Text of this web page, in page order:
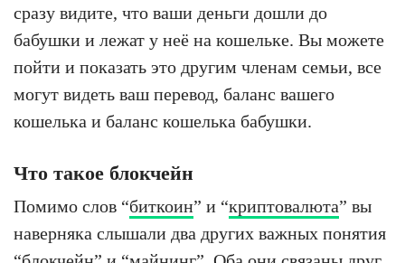
сразу видите, что ваши деньги дошли до
бабушки и лежат у неё на кошельке. Вы можете
пойти и показать это другим членам семьи, все
могут видеть ваш перевод, баланс вашего
кошелька и баланс кошелька бабушки.
Что такое блокчейн
Помимо слов “биткоин” и “криптовалюта” вы
наверняка слышали два других важных понятия